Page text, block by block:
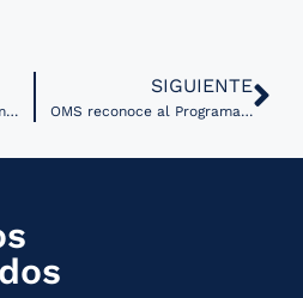
Honduras utiliza plataforma QuantMed para la planificación de medicamentos antirretrovirales
SIGUIENTE
OMS reconoce al Programa Nacional de Telesalud de Bolivia